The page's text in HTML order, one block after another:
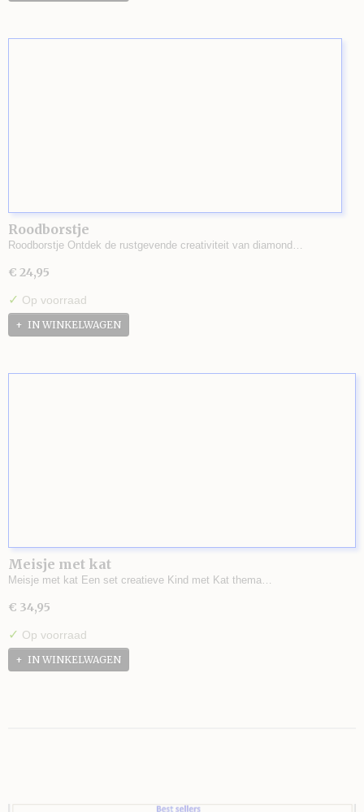
Roodborstje
Roodborstje Ontdek de rustgevende creativiteit van diamond…
€ 24,95
✓ Op voorraad
IN WINKELWAGEN
Meisje met kat
Meisje met kat Een set creatieve Kind met Kat thema…
€ 34,95
✓ Op voorraad
IN WINKELWAGEN